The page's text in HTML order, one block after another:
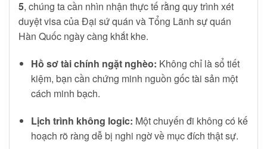
5, chúng ta cần nhìn nhận thực tế rằng quy trình xét
duyệt visa của Đại sứ quán và Tổng Lãnh sự quán
Hàn Quốc ngày càng khắt khe.
Hồ sơ tài chính ngặt nghèo: Không chỉ là sổ tiết
kiệm, bạn cần chứng minh nguồn gốc tài sản một
cách minh bạch.
Lịch trình không logic: Một chuyến đi không có kế
hoạch rõ ràng dễ bị nghi ngờ về mục đích thật sự.